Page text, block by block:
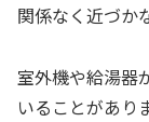
関係なく近づか
室外機や給湯器
いることがあり